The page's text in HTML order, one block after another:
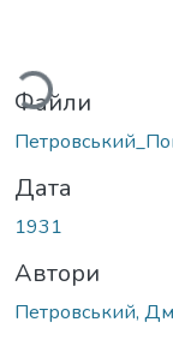
Файли
Дата
1931
Автори
Петровський,